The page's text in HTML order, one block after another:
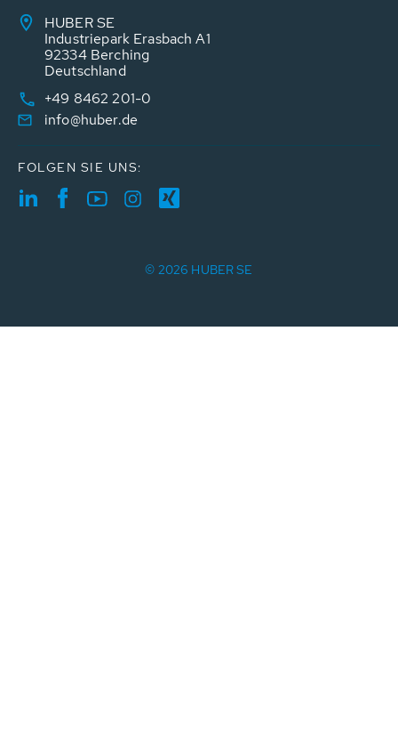
HUBER SE
Industriepark Erasbach A1
92334 Berching
Deutschland
+49 8462 201-0
info@huber.de
FOLGEN SIE UNS:
© 2026 HUBER SE